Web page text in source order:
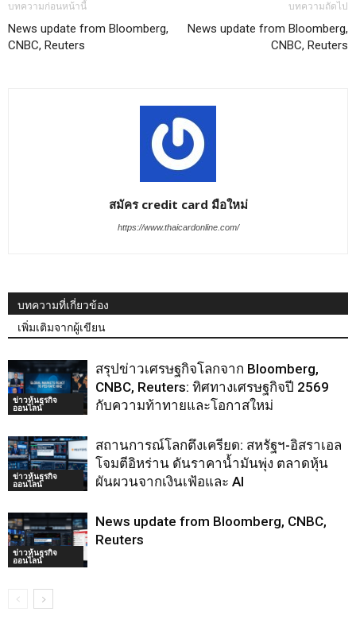
บทความก่อนหน้านี้
News update from Bloomberg,
CNBC, Reuters
บทความถัดไป
News update from Bloomberg,
CNBC, Reuters
สมัคร credit card มือใหม่
https://www.thaicardonline.com/
บทความที่เกี่ยวข้อง
เพิ่มเติมจากผู้เขียน
ข่าวหุ้นธุรกิจ
ออนไลน์
สรุปข่าวเศรษฐกิจโลกจาก Bloomberg,
CNBC, Reuters: ทิศทางเศรษฐกิจปี 2569
กับความท้าทายและโอกาสใหม่
ข่าวหุ้นธุรกิจ
ออนไลน์
สถานการณ์โลกตึงเครียด: สหรัฐฯ-อิสราเอล
โจมตีอิหร่าน ดันราคาน้ำมันพุ่ง ตลาดหุ้น
ผันผวนจากเงินเฟ้อและ AI
ข่าวหุ้นธุรกิจ
ออนไลน์
News update from Bloomberg, CNBC,
Reuters